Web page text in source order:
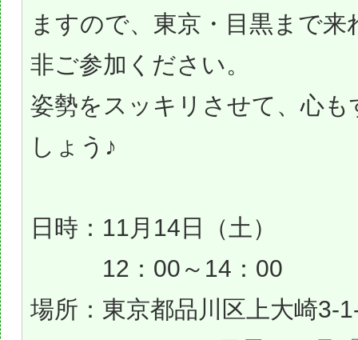
ますので、東京・目黒まで来
非ご参加ください。
姿勢をスッキリさせて、心
しょう♪
日時：11月14日（土）
12：00～14：00
場所：東京都品川区上大崎3-